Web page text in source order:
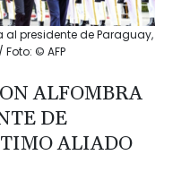
presidente de Paraguay,
© AFP
ALFOMBRA
DE
ALIADO